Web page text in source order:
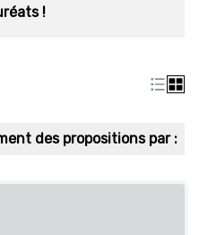
!
des propositions par :